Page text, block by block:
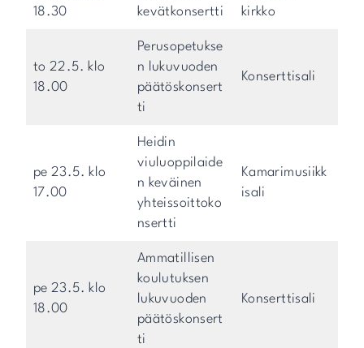
18.30
kevätkonsertti
kirkko
to 22.5. klo
18.00
Perusopetukse
n lukuvuoden
päätöskonsert
ti
Konserttisali
pe 23.5. klo
17.00
Heidin
viuluoppilaide
n keväinen
yhteissoittoko
nsertti
Kamarimusiikk
isali
pe 23.5. klo
18.00
Ammatillisen
koulutuksen
lukuvuoden
päätöskonsert
ti
Konserttisali